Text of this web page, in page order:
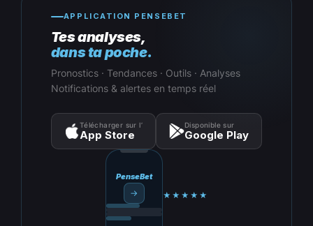
APPLICATION PENSEBET
Tes analyses,
dans ta poche.
Pronostics · Tendances · Outils · Analyses
Notifications & alertes en temps réel
Télécharger sur l’
App Store
Disponible sur
Google Play
PenseBet
→ ★★★★★